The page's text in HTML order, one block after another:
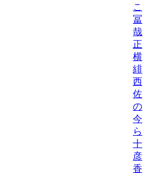
こ
冨
哉/
正
横
緋
西
佐
の
今
ら
十
彦
香